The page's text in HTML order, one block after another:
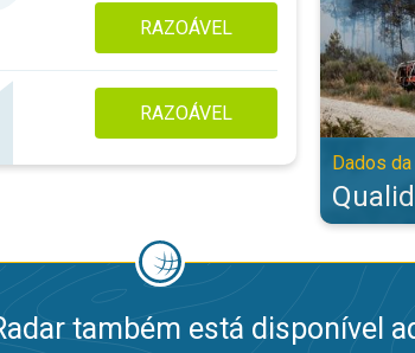
RAZOÁVEL
RAZOÁVEL
Dados
também está disponível